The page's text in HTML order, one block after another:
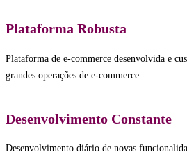
Plataforma Robusta
Plataforma de e-commerce desenvolvida e
grandes operações de e-commerce.
Desenvolvimento Constante
Desenvolvimento diário de novas